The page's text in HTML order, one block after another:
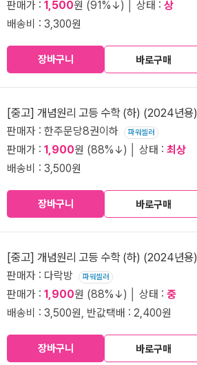
판매가 : 1,500원 (91%↓) │ 상태 : 상
배송비 : 3,300원
장바구니 바로구매
[중고] 개념원리 고등 수학 (하) (2024년용)
판매자 : 한주문당8권이하 파워셀러
판매가 : 1,900원 (88%↓) │ 상태 : 최상
배송비 : 3,500원
장바구니 바로구매
[중고] 개념원리 고등 수학 (하) (2024년용)
판매자 : 다락방 파워셀러
판매가 : 1,900원 (88%↓) │ 상태 : 중
배송비 : 3,500원, 반값택배 : 2,400원
장바구니 바로구매